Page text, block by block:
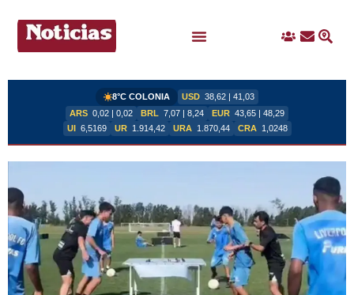
IngresoContacto
8°C COLONIA USD 38,62 | 41,03
ARS 0,02 | 0,02 BRL 7,07 | 8,24 EUR 43,65 | 48,29
UI 6,5169 UR 1.914,42 URA 1.870,44 CRA 1,0248